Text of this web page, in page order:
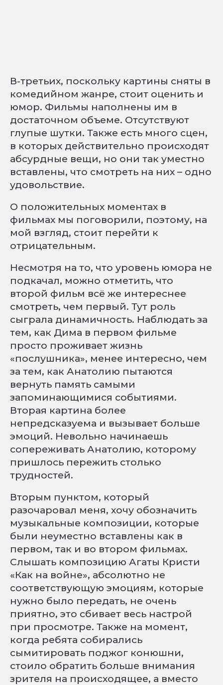
В-третьих, поскольку картины сняты в
комедийном жанре, стоит оценить и
юмор. Фильмы наполнены им в
достаточном объеме. Отсутствуют
глупые шутки. Также есть много сцен,
в которых действительно происходят
абсурдные вещи, но они так уместно
вставлены, что смотреть на них – одно
удовольствие.
О положительных моментах в
фильмах мы поговорили, поэтому, на
мой взгляд, стоит перейти к
отрицательным.
Несмотря на то, что уровень юмора не
подкачал, можно отметить, что
второй фильм всё же интереснее
смотреть, чем первый. Тут роль
сыграла динамичность. Наблюдать за
тем, как Дима в первом фильме
просто проживает жизнь
«послушника», менее интересно, чем
за тем, как Анатолию пытаются
вернуть память самыми
запоминающимися событиями.
Вторая картина более
непредсказуема и вызывает больше
эмоций. Невольно начинаешь
сопереживать Анатолию, которому
пришлось пережить столько
трудностей.
Вторым пунктом, который
разочаровал меня, хочу обозначить
музыкальные композиции, которые
были неуместно вставлены как в
первом, так и во втором фильмах.
Слышать композицию Агаты Кристи
«Как на войне», абсолютно не
соответствующую эмоциям, которые
нужно было передать, не очень
приятно, это сбивает весь настрой
при просмотре. Также на момент,
когда ребята собирались
сымитировать поджог конюшни,
стоило обратить больше внимания
зрителя на происходящее, а вместо